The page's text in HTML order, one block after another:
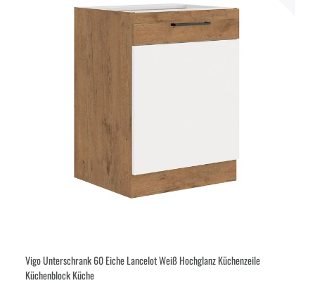
Vigo Unterschrank 60 Eiche Lancelot Weiß Hochglanz Küchenzeile
Küchenblock Küche